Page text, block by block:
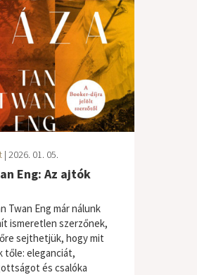
| 2026. 01. 05.
Eng: Az ajtók
Twan Eng már nálunk
ismeretlen szerzőnek,
sejthetjük, hogy mit
tőle: eleganciát,
és csalóka